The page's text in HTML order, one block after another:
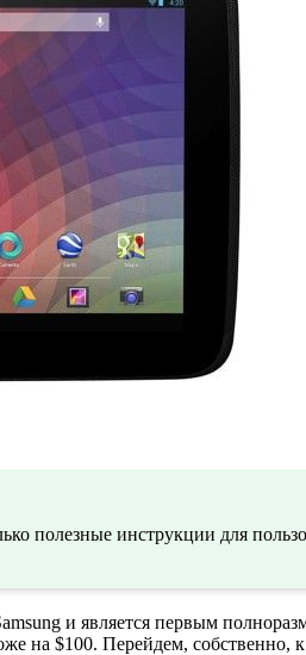
полезные инструкции для
и является первым
на $100. Перейдем, собственно,